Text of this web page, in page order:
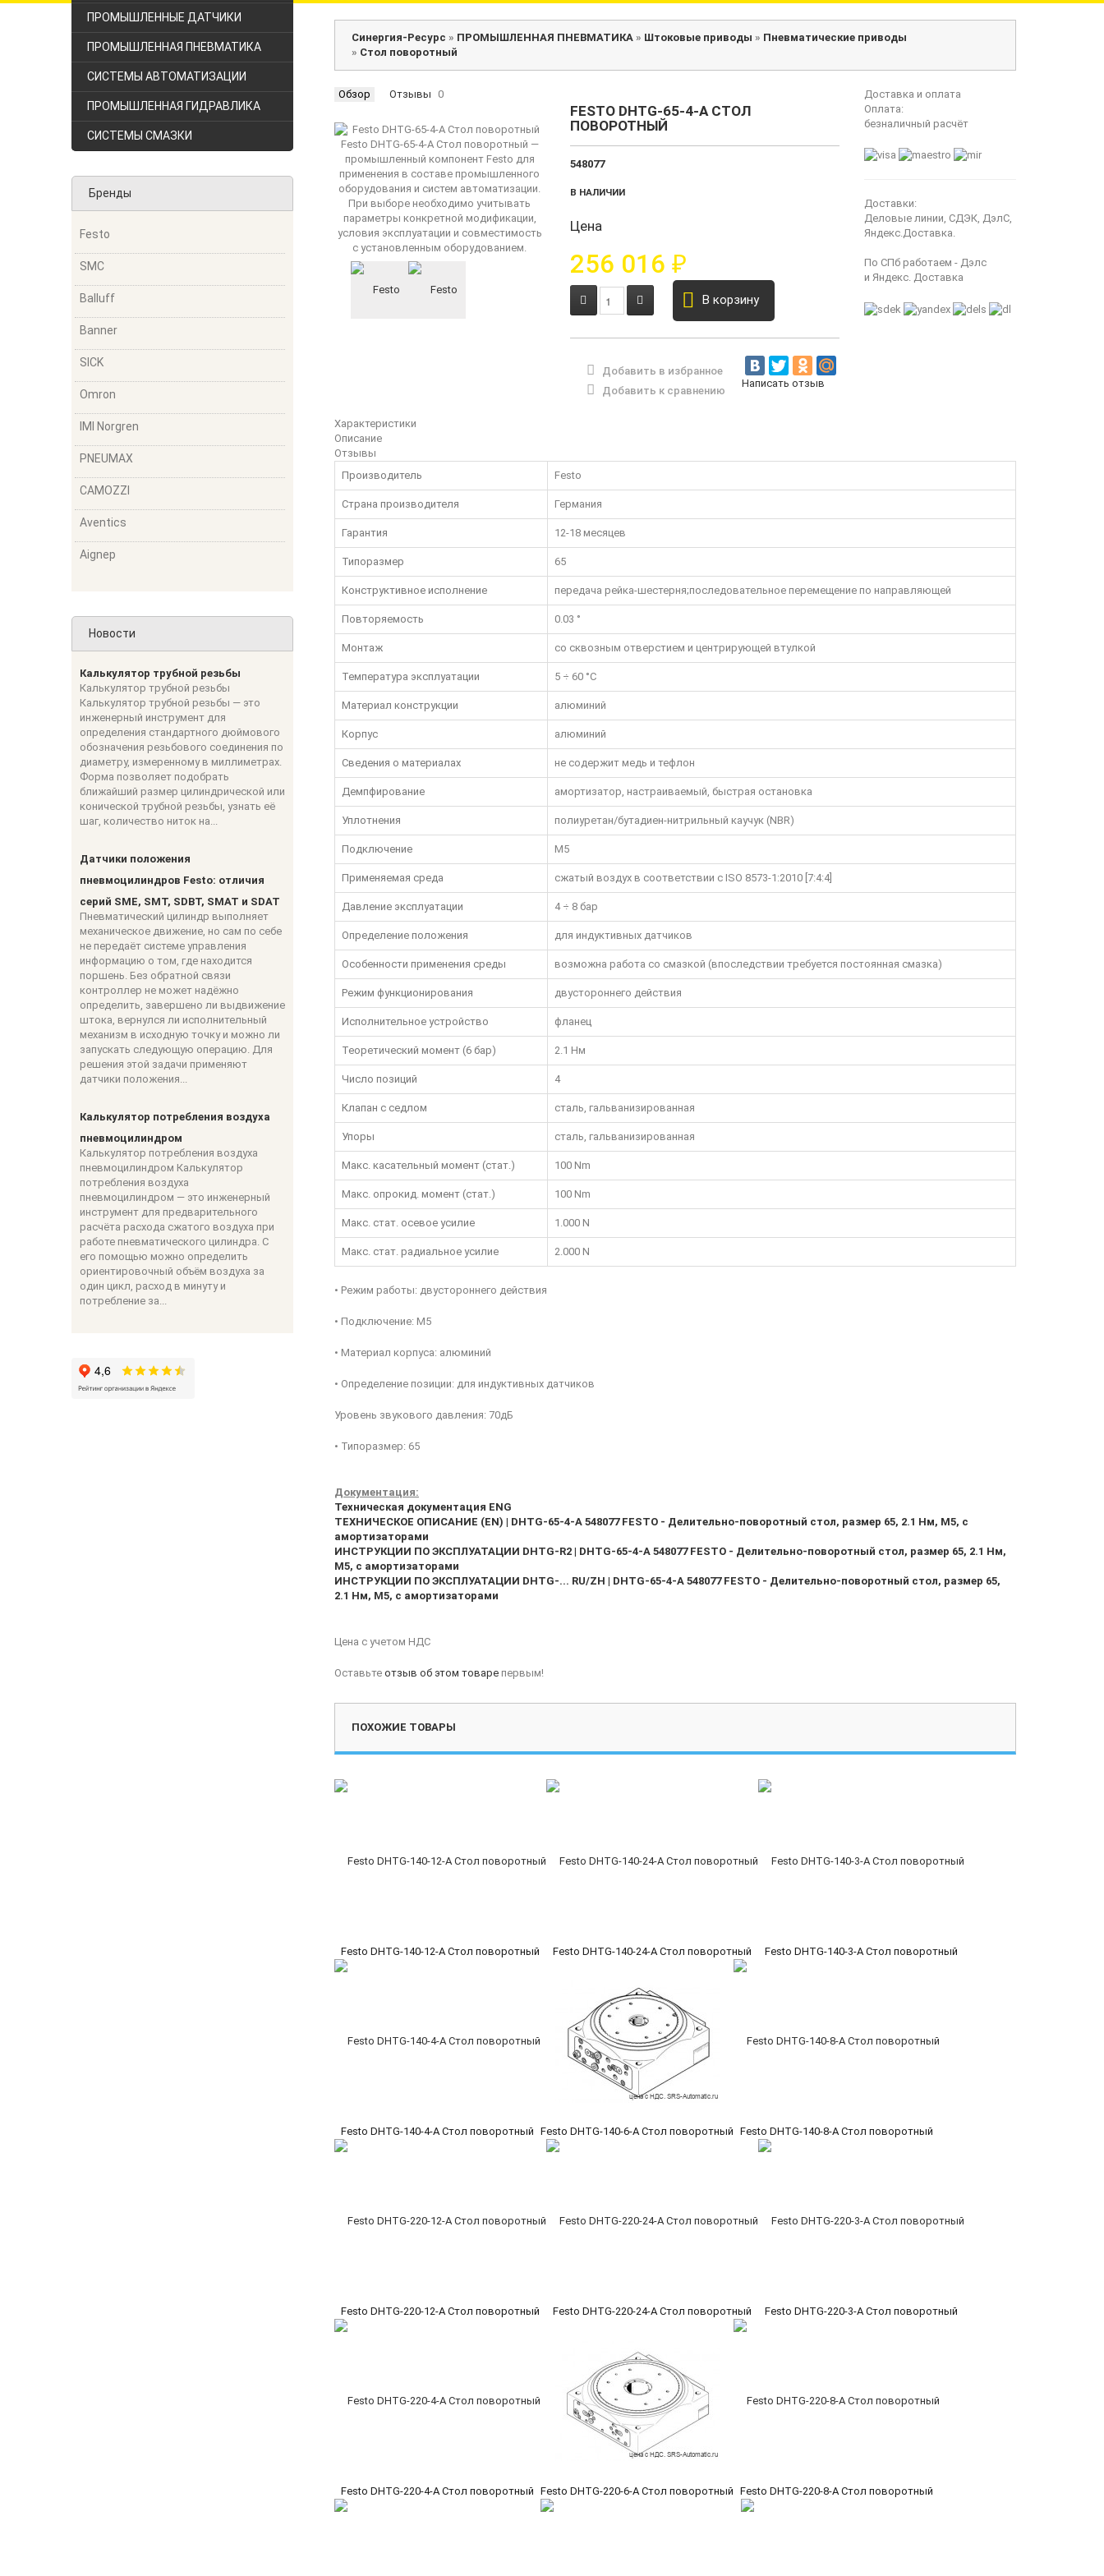
ПРОМЫШЛЕННЫЕ ДАТЧИКИ
ПРОМЫШЛЕННАЯ ПНЕВМАТИКА
СИСТЕМЫ АВТОМАТИЗАЦИИ
ПРОМЫШЛЕННАЯ ГИДРАВЛИКА
СИСТЕМЫ СМАЗКИ
Бренды
Festo
SMC
Balluff
Banner
SICK
Omron
IMI Norgren
PNEUMAX
CAMOZZI
Aventics
Aignep
Новости
Калькулятор трубной резьбы
Калькулятор трубной резьбы
Калькулятор трубной резьбы — это
инженерный инструмент для
определения стандартного дюймового
обозначения резьбового соединения по
диаметру, измеренному в миллиметрах.
Форма позволяет подобрать
ближайший размер цилиндрической или
конической трубной резьбы, узнать её
шаг, количество ниток на...
Датчики положения
пневмоцилиндров Festo: отличия
серий SME, SMT, SDBT, SMAT и SDAT
Пневматический цилиндр выполняет
механическое движение, но сам по себе
не передаёт системе управления
информацию о том, где находится
поршень. Без обратной связи
контроллер не может надёжно
определить, завершено ли выдвижение
штока, вернулся ли исполнительный
механизм в исходную точку и можно ли
запускать следующую операцию. Для
решения этой задачи применяют
датчики положения...
Калькулятор потребления воздуха
пневмоцилиндром
Калькулятор потребления воздуха
пневмоцилиндром Калькулятор
потребления воздуха
пневмоцилиндром — это инженерный
инструмент для предварительного
расчёта расхода сжатого воздуха при
работе пневматического цилиндра. С
его помощью можно определить
ориентировочный объём воздуха за
один цикл, расход в минуту и
потребление за...
Синергия-Ресурс » ПРОМЫШЛЕННАЯ ПНЕВМАТИКА » Штоковые приводы » Пневматические приводы
» Стол поворотный
Обзор Отзывы 0
FESTO DHTG-65-4-A СТОЛ
ПОВОРОТНЫЙ
548077
В НАЛИЧИИ
Цена
256 016 ₽
В корзину
Добавить в избранное
Добавить к сравнению
Написать отзыв
Доставка и оплата
Оплата:
безналичный расчёт
Доставки:
Деловые линии, СДЭК, ДэлС,
Яндекс.Доставка.
По СПб работаем - Дэлс
и Яндекс. Доставка
Характеристики
Описание
Отзывы
Производитель
Festo
Страна производителя Германия
Гарантия 12-18 месяцев
Типоразмер 65
Конструктивное исполнение передача рейка-шестерня;последовательное перемещение по направляющей
Повторяемость 0.03 °
Монтаж со сквозным отверстием и центрирующей втулкой
Температура эксплуатации 5 ÷ 60 °C
Материал конструкции алюминий
Корпус алюминий
Сведения о материалах не содержит медь и тефлон
Демпфирование амортизатор, настраиваемый, быстрая остановка
Уплотнения полиуретан/бутадиен-нитрильный каучук (NBR)
Подключение M5
Применяемая среда сжатый воздух в соответствии с ISO 8573-1:2010 [7:4:4]
Давление эксплуатации 4 ÷ 8 бар
Определение положения для индуктивных датчиков
Особенности применения среды возможна работа со смазкой (впоследствии требуется постоянная смазка)
Режим функционирования двустороннего действия
Исполнительное устройство фланец
Теоретический момент (6 бар) 2.1 Нм
Число позиций 4
Клапан с седлом сталь, гальванизированная
Упоры сталь, гальванизированная
Макс. касательный момент (стат.) 100 Nm
Макс. опрокид. момент (стат.) 100 Nm
Макс. стат. осевое усилие 1.000 N
Макс. стат. радиальное усилие 2.000 N
• Режим работы: двустороннего действия
• Подключение: M5
• Материал корпуса: алюминий
• Определение позиции: для индуктивных датчиков
Уровень звукового давления: 70дБ
• Типоразмер: 65
Документация:
Техническая документация ENG
ТЕХНИЧЕСКОЕ ОПИСАНИЕ (EN) | DHTG-65-4-A 548077 FESTO - Делительно-поворотный стол, размер 65, 2.1 Нм, M5, с
амортизаторами
ИНСТРУКЦИИ ПО ЭКСПЛУАТАЦИИ DHTG-R2 | DHTG-65-4-A 548077 FESTO - Делительно-поворотный стол, размер 65, 2.1 Нм,
M5, с амортизаторами
ИНСТРУКЦИИ ПО ЭКСПЛУАТАЦИИ DHTG-... RU/ZH | DHTG-65-4-A 548077 FESTO - Делительно-поворотный стол, размер 65,
2.1 Нм, M5, с амортизаторами
Цена с учетом НДС
Оставьте отзыв об этом товаре первым!
ПОХОЖИЕ ТОВАРЫ
Festo DHTG-140-12-A Стол поворотный Festo DHTG-140-24-A Стол поворотный Festo DHTG-140-3-A Стол поворотный
Festo DHTG-140-4-A Стол поворотный Festo DHTG-140-6-A Стол поворотный Festo DHTG-140-8-A Стол поворотный
Festo DHTG-220-12-A Стол поворотный Festo DHTG-220-24-A Стол поворотный Festo DHTG-220-3-A Стол поворотный
Festo DHTG-220-4-A Стол поворотный Festo DHTG-220-6-A Стол поворотный Festo DHTG-220-8-A Стол поворотный